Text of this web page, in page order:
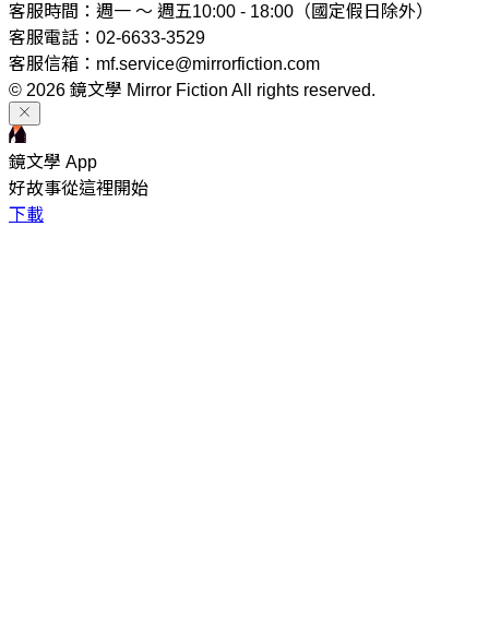
客服時間：週一 ～ 週五10:00 - 18:00（國定假日除外）
客服電話：02-6633-3529
客服信箱：mf.service@mirrorfiction.com
© 2026 鏡文學 Mirror Fiction All rights reserved.
鏡文學 App
好故事從這裡開始
下載